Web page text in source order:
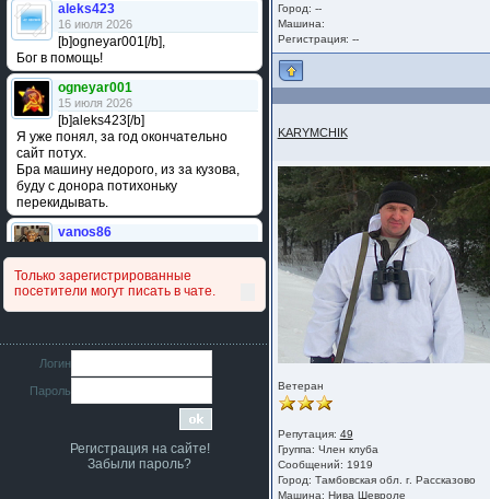
aleks423
16 июля 2026
[b]ogneyar001[/b],
Бог в помощь!
ogneyar001
15 июля 2026
[b]aleks423[/b]
Я уже понял, за год окончательно
сайт потух.
Бра машину недорого, из за кузова,
буду с донора потихоньку
перекидывать.
vanos86
сравнивал подушку акпп бензиновой и
дизельной машины намера
4578063AG и 4578061AG? По фото
iMrCoffeeBLR4
11 июля 2026
[b]era124[/b],
Ага понял буду знать спасибо
era124
7 июля 2026
Только зарегистрированные
посетители могут писать в чате.
Логин
Пароль
Регистрация на сайте!
Забыли пароль?
Город: --
Машина:
Регистрация: --
KARYMCHIK
Ветеран
Репутация: 49
Группа: Член клуба
Сообщений: 1919
Город: Тамбовская обл. г. Рассказово
Машина: Нива Шевроле